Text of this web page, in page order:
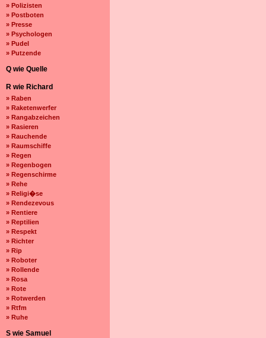
» Polizisten
» Postboten
» Presse
» Psychologen
» Pudel
» Putzende
Q wie Quelle
R wie Richard
» Raben
» Raketenwerfer
» Rangabzeichen
» Rasieren
» Rauchende
» Raumschiffe
» Regen
» Regenbogen
» Regenschirme
» Rehe
» Religi�se
» Rendezevous
» Rentiere
» Reptilien
» Respekt
» Richter
» Rip
» Roboter
» Rollende
» Rosa
» Rote
» Rotwerden
» Rtfm
» Ruhe
S wie Samuel